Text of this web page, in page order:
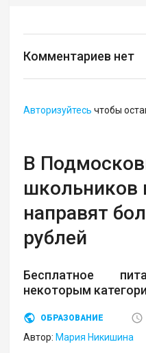
Комментариев нет
Авторизуйтесь чтобы
В
школьников
направят
рублей
Бесплатное
некоторым
ОБРАЗОВАНИЕ
Автор: Мария Никишина